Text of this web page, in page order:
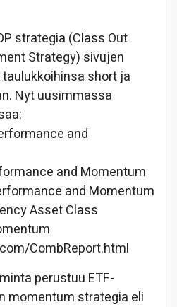
strategia (Class Out
Strategy) sivujen
short ja
Nyt uusimmassa
and
and Momentum
and Momentum
Asset Class
CombReport.html
perustuu ETF-
momentum strategia eli